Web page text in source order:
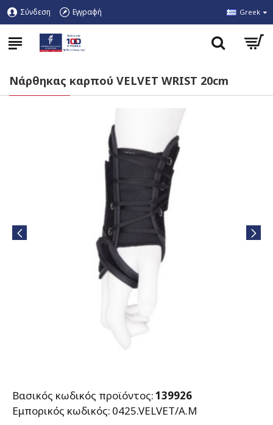
Σύνδεση Εγγραφή Greek
Nάρθηκας καρπού VELVET WRIST 20cm
Βασικός κωδικός προϊόντος:139926
Εμπορικός κωδικός: 0425.VELVET/A.M